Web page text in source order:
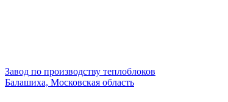
Завод по производству теплоблоков
Балашиха, Московская область